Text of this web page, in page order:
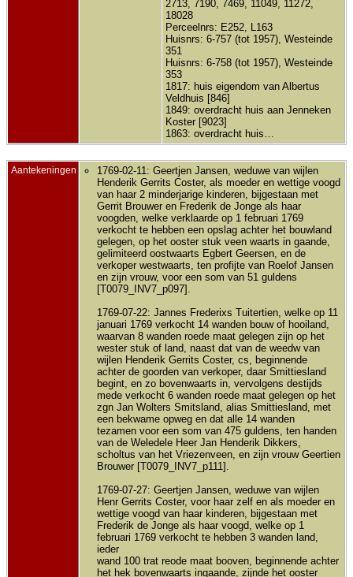
2713, 7190, 7469, 11049, 11272,
18028
Perceelnrs: E252, L163
Huisnrs: 6-757 (tot 1957), Westeinde
351
Huisnrs: 6-758 (tot 1957), Westeinde
353
1817: huis eigendom van Albertus
Veldhuis [846]
1849: overdracht huis aan Jenneken
Koster [9023]
1863: overdracht huis…
Aantekeningen
1769-02-11: Geertjen Jansen, weduwe van wijlen
Henderik Gerrits Coster, als moeder en wettige voogd
van haar 2 minderjarige kinderen, bijgestaan met
Gerrit Brouwer en Frederik de Jonge als haar
voogden, welke verklaarde op 1 februari 1769
verkocht te hebben een opslag achter het bouwland
gelegen, op het ooster stuk veen waarts in gaande,
gelimiteerd oostwaarts Egbert Geersen, en de
verkoper westwaarts, ten profijte van Roelof Jansen
en zijn vrouw, voor een som van 51 guldens
[T0079_INV7_p097].
1769-07-22: Jannes Frederixs Tuitertien, welke op 11
januari 1769 verkocht 14 wanden bouw of hooiland,
waarvan 8 wanden roede maat gelegen zijn op het
wester stuk of land, naast dat van de weedw van
wijlen Henderik Gerrits Coster, cs, beginnende
achter de goorden van verkoper, daar Smittiesland
begint, en zo bovenwaarts in, vervolgens destijds
mede verkocht 6 wanden roede maat gelegen op het
zgn Jan Wolters Smitsland, alias Smittiesland, met
een bekwame opweg en dat alle 14 wanden
tezamen voor een som van 475 guldens, ten handen
van de Weledele Heer Jan Henderik Dikkers,
scholtus van het Vriezenveen, en zijn vrouw Geertien
Brouwer [T0079_INV7_p111].
1769-07-27: Geertjen Jansen, weduwe van wijlen
Henr Gerrits Coster, voor haar zelf en als moeder en
wettige voogd van haar kinderen, bijgestaan met
Frederik de Jonge als haar voogd, welke op 1
februari 1769 verkocht te hebben 3 wanden land,
ieder
wand 100 trat reode maat booven, beginnende achter
het hek bovenwaarts ingaande, zijnde het ooster